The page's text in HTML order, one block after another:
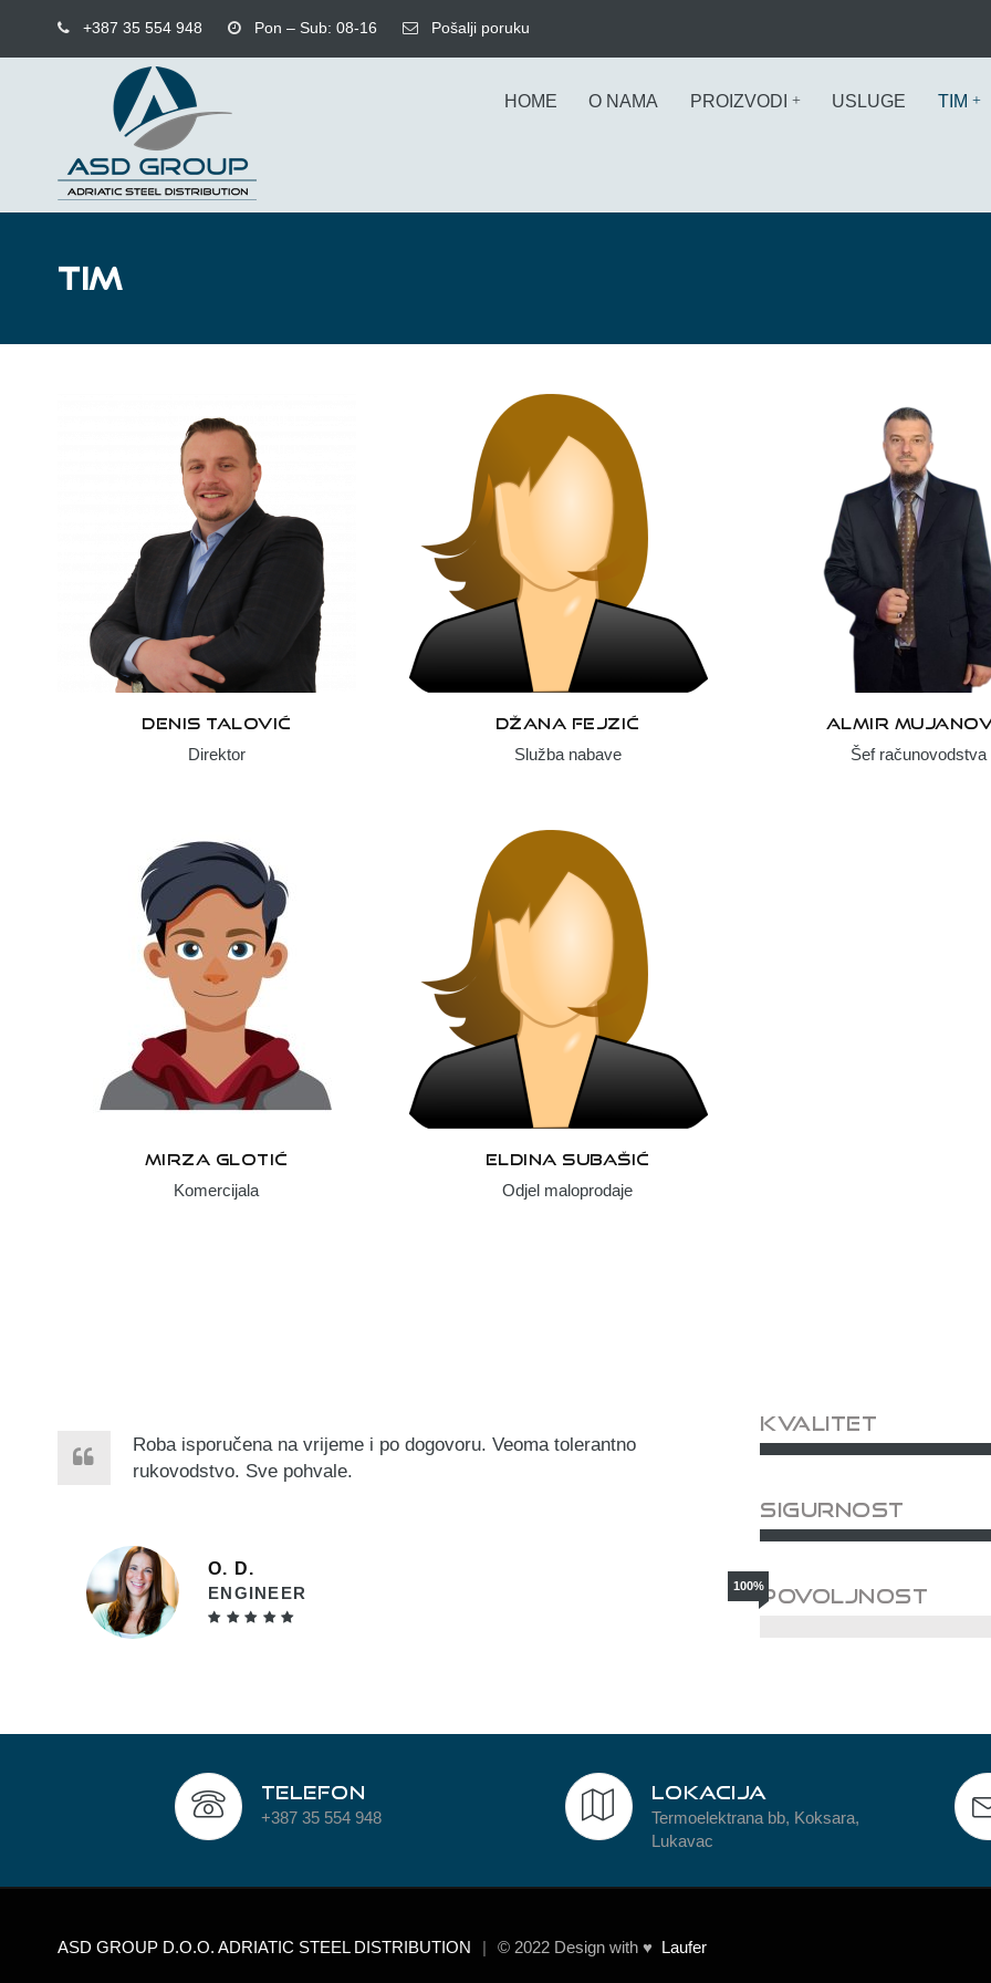
+387 35 554 948 Pon – Sub: 08-16 Pošalji poruku
HOME O NAMA PROIZVODI USLUGE TIM
TIM
DENIS TALOVIĆ
Direktor
DŽANA FEJZIĆ
Služba nabave
ALMIR
Šef računovodstva
MIRZA GLOTIĆ
Komercijala
ELDINA SUBAŠIĆ
Odjel maloprodaje
Roba isporučena na vrijeme i po dogovoru. Veoma tolerantno
rukovodstvo. Sve pohvale.
O. D.
ENGINEER
Profesionalna
Kvalitet
Sigurnost
Povoljnost
100%
Telefon
+387 35 554 948
Lokacija
Termoelektrana bb, Koksara,
Lukavac
ASD GROUP D.O.O. ADRIATIC STEEL DISTRIBUTION © 2022 Design with ♥ Laufer